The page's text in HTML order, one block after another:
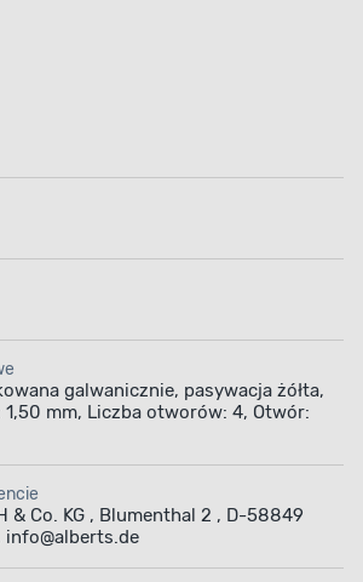
galwanicznie, pasywacja żółta,
1,50 mm, Liczba otworów: 4, Otwór:
& Co. KG , Blumenthal 2 , D-58849
info@alberts.de